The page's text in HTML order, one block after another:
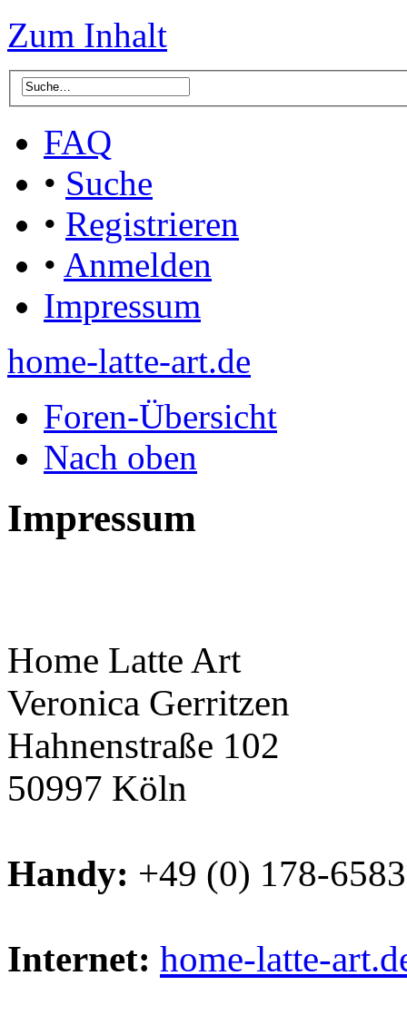
Zum Inhalt
FAQ
• Suche
• Registrieren
• Anmelden
Impressum
home-latte-art.de
Foren-Übersicht
Nach oben
Impressum
Home Latte Art
Veronica Gerritzen
Hahnenstraße 102
50997 Köln
Handy: +49 (0) 178-
Internet: home-latte-